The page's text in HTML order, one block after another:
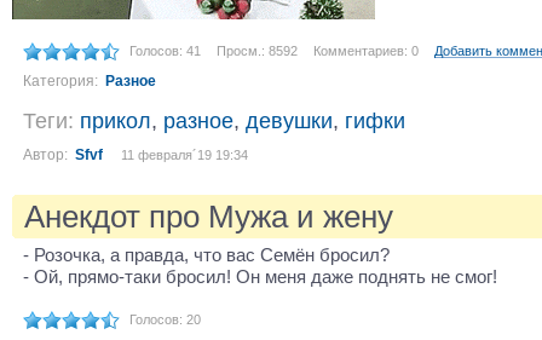
Голосов: 41 Просм.: 8592 Комментариев: 0 Добавить
Категория: Разное
Теги: прикол, разное, девушки, гифки
Автор: Sfvf 11 февраля´19 19:34
Анекдот про Мужа и жену
- Розочка, а правда, что вас Семён бросил?
- Ой, прямо-таки бросил! Он меня даже поднять не смог!
Голосов: 20